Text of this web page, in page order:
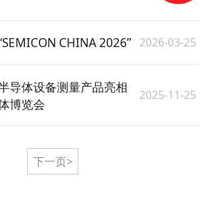
CHINA 2026” 2026-03-25
导体设备测量产品亮相
博览会
2025-11-25
下一页>